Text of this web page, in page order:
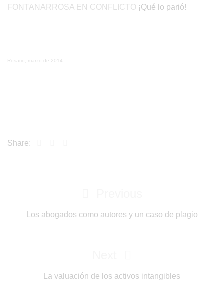
FONTANARROSA EN CONFLICTO ¡Qué lo parió!
Rosario, marzo de 2014
Share:
navigationPost
Los abogados como autores y un caso de plagio
Post
La valuación de los activos intangibles